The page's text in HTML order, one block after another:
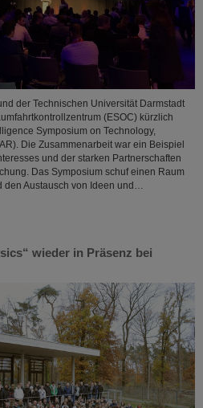
der Technischen Universität Darmstadt
(ESOC) kürzlich
Symposium on Technology,
Die Zusammenarbeit war ein Beispiel
und der starken Partnerschaften
Das Symposium schuf einen Raum
den Austausch von Ideen und…
wieder in Präsenz bei